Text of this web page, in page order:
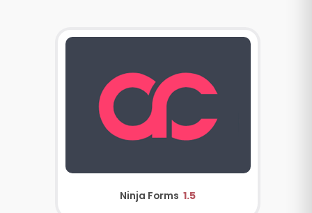
Ninja Forms 1.5